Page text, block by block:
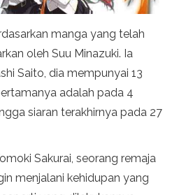
manga yang telah
oleh Suu Minazuki. Ia
Saito, dia mempunyai 13
adalah pada 4
siaran terakhirnya pada 27
Sakurai, seorang remaja
menjalani kehidupan yang